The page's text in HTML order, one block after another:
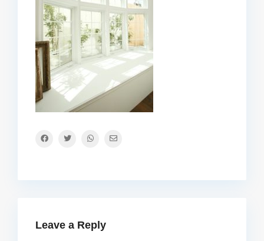
Leave a Reply